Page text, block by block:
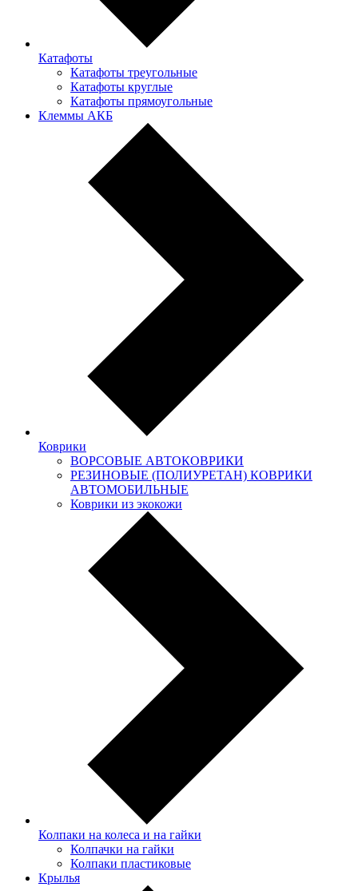
Катафоты
Катафоты треугольные
Катафоты круглые
Катафоты прямоугольные
Клеммы АКБ
Коврики
ВОРСОВЫЕ АВТОКОВРИКИ
РЕЗИНОВЫЕ (ПОЛИУРЕТАН) КОВРИКИ
АВТОМОБИЛЬНЫЕ
Коврики из экокожи
Колпаки на колеса и на гайки
Колпачки на гайки
Колпаки пластиковые
Крылья